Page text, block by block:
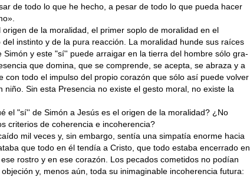
de todo lo que he hecho, a pesar de todo lo que pueda hacer
origen de la moralidad, el pri­mer soplo de moralidad en el
del instinto y de la pura reacción. La moralidad hunde sus raíces
Simón y este "sí'' puede arraigar en la tierra del hombre sólo gra­
que domina, que se com­prende, se acepta, se abraza y a
con todo el impulso del propio corazón que sólo así puede volver
niño. Sin esta Presencia no existe el gesto moral, no existe la
el "sí'' de Simón a Jesús es el origen de la moralidad? ¿No
cri­terios de coherencia e incoherencia?
mil veces y, sin embargo, sentía una simpatía enorme hacia
que todo en él tendía a Cristo, que todo estaba encerrado en
rostro y en ese corazón. Los pecados cometidos no podían
y, menos aún, toda su inimaginable incoherencia futura: